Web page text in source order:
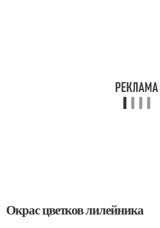
Окрас цветков лилейника